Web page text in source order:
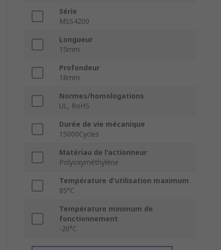
Série
MSS4200
Longueur
15mm
Profondeur
18mm
Normes/homologations
UL, RoHS
Durée de vie mécanique
15000Cycles
Matériau de l'actionneur
Polyoxyméthylène
Température d'utilisation maximum
85°C
Température minimum de
fonctionnement
-20°C